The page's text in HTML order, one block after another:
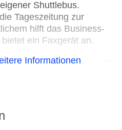
Shuttlebus.
Tageszeitung zur
hilft das Business-
ein Faxgerät an.
Informationen